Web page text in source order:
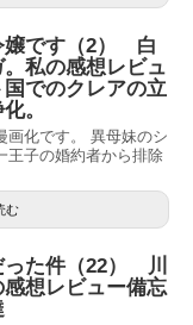
嬢です（2） 白
私の感想レビュ
でのクレアの立
。
画化です。 異母妹のシ
王子の婚約者から排除
む
った件（22） 川
想レビュー備忘